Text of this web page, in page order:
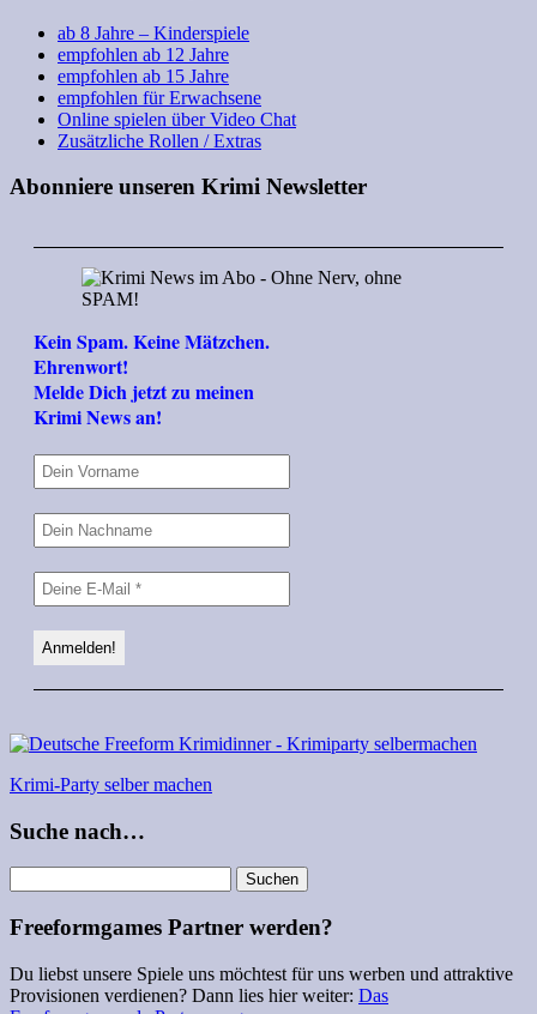
ab 8 Jahre – Kinderspiele
empfohlen ab 12 Jahre
empfohlen ab 15 Jahre
empfohlen für Erwachsene
Online spielen über Video Chat
Zusätzliche Rollen / Extras
Abonniere unseren Krimi Newsletter
Kein Spam. Keine Mätzchen.
Ehrenwort!
Melde Dich jetzt zu meinen
Krimi News an!
Krimi-Party selber machen
Suche nach…
nach:
Freeformgames Partner werden?
Du liebst unsere Spiele uns möchtest für uns werben und attraktive
Provisionen verdienen? Dann lies hier weiter: Das